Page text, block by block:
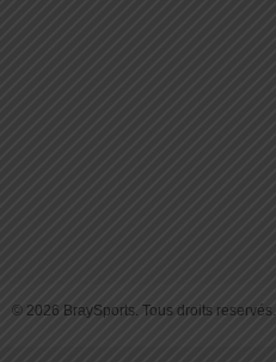
© 2026 BraySports. Tous droits reservés.